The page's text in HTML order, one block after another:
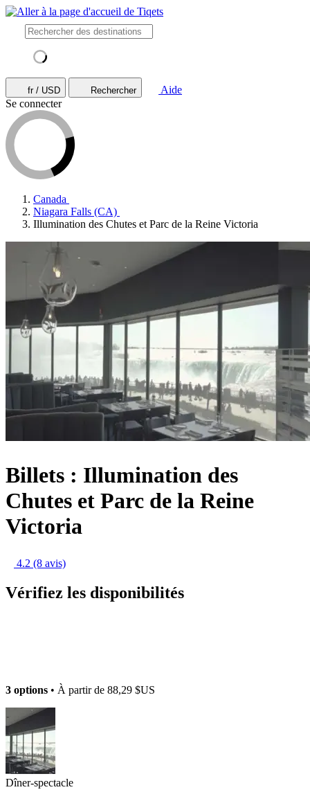
fr / USD Rechercher
Aide
Se connecter
Canada
Niagara Falls (CA)
Illumination des Chutes et Parc de la Reine Victoria
Billets : Illumination des
Chutes et Parc de la Reine
Victoria
4.2 (8 avis)
Vérifiez les disponibilités
3 options • À partir de 88,29 $US
Dîner-spectacle